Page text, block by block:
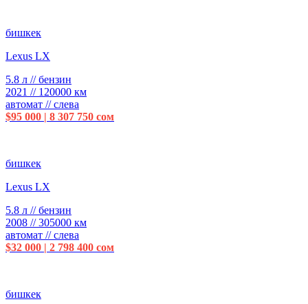
бишкек
Lexus LX
5.8 л // бензин
2021 // 120000 км
автомат // слева
$95 000 | 8 307 750 сом
бишкек
Lexus LX
5.8 л // бензин
2008 // 305000 км
автомат // слева
$32 000 | 2 798 400 сом
бишкек